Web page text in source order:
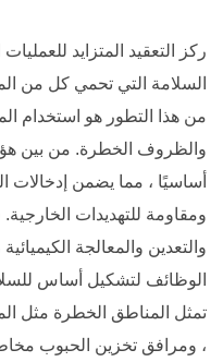
ركز التعقيد المتزايد
السلامة التي تحمي كل من
من هذا التطور هو استخدام
والظروف الخطرة. من بين
أساسيًا ، مما يضمن إدخالات
ومقاومة للتهديدات
والتعدين والمعالجة
الوظائف لتشكيل أساس
تمثل المناطق الخطرة مثل
، ومرافق تخزين الحبوب